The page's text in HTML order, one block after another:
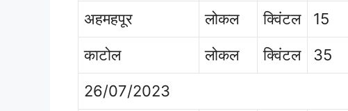
अहमहपूर
लोकल क्विंटल 15
काटोल
लोकल क्विंटल 35
26/07/2023